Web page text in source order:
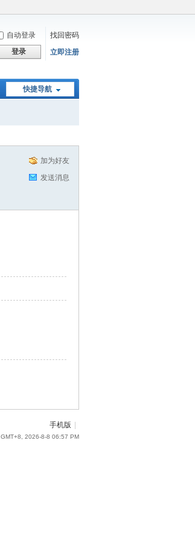
自动登录
找回密码
登录 立即注册
快捷导航
加为好友
发送消息
手机版
GMT+8, 2026-8-8 06:57 PM